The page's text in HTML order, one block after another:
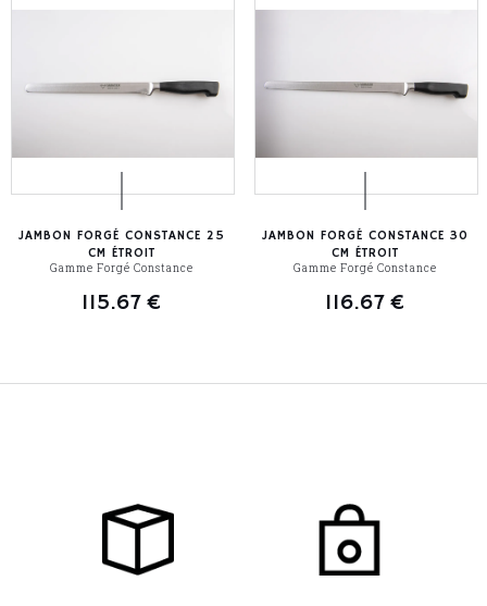
JAMBON FORGÉ CONSTANCE 25
CM ÉTROIT
Gamme Forgé Constance
115.67 €
JAMBON FORGÉ CONSTANCE 30
CM ÉTROIT
Gamme Forgé Constance
116.67 €